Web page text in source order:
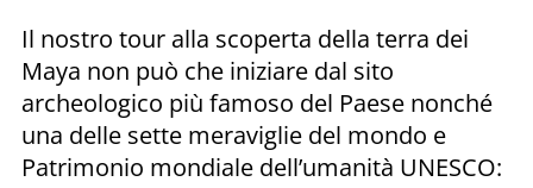
Il nostro tour alla scoperta della terra dei
Maya non può che iniziare dal sito
archeologico più famoso del Paese nonché
una delle sette meraviglie del mondo e
Patrimonio mondiale dell’umanità UNESCO: